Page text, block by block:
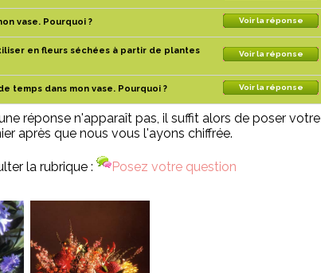
vase. Pourquoi ? Voir la réponse
en fleurs séchées à partir de plantes
Voir la réponse
temps dans mon vase. Pourquoi ? Voir la réponse
réponse n'apparaît pas, il suffit alors de poser votre
après que nous vous l'ayons chiffrée.
la rubrique : Posez votre question